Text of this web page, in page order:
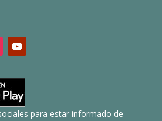
para estar informado de